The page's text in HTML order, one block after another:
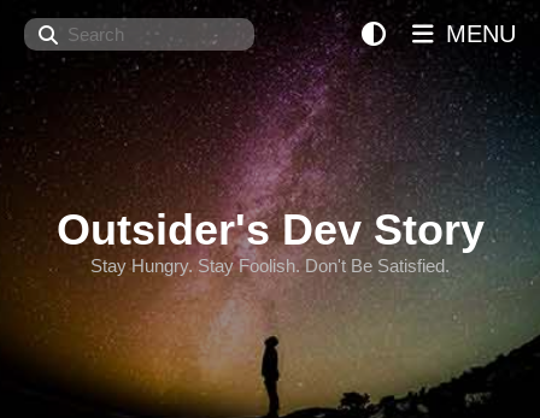
Search
Outsider's Dev Story
Stay Hungry. Stay Foolish. Don't Be Satisfied.
MENU